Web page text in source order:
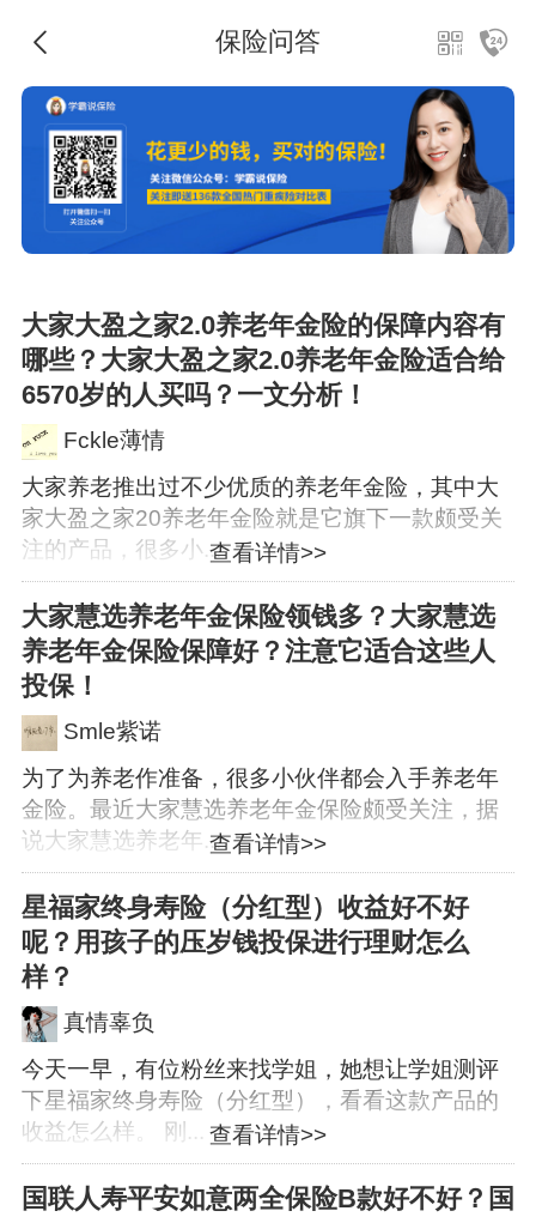
保险问答
大家大盈之家2.0养老年金险的保障内容有
哪些？大家大盈之家2.0养老年金险适合给
6570岁的人买吗？一文分析！
Fckle薄情
查看详情>>
大家养老推出过不少优质的养老年金险，其中大
家大盈之家20养老年金险就是它旗下一款颇受关
注的产品，很多小...
大家慧选养老年金保险领钱多？大家慧选
养老年金保险保障好？注意它适合这些人
投保！
Smle紫诺
查看详情>>
为了为养老作准备，很多小伙伴都会入手养老年
金险。最近大家慧选养老年金保险颇受关注，据
说大家慧选养老年...
星福家终身寿险（分红型）收益好不好
呢？用孩子的压岁钱投保进行理财怎么
样？
真情辜负
查看详情>>
今天一早，有位粉丝来找学姐，她想让学姐测评
下星福家终身寿险（分红型），看看这款产品的
收益怎么样。 刚...
国联人寿平安如意两全保险B款好不好？国